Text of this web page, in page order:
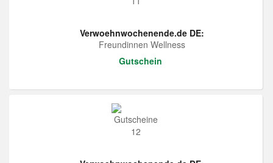
Verwoehnwochenende.de DE:
Freundinnen Wellness
Gutschein